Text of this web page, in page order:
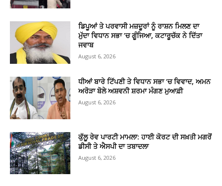
ਡਿਪੂਆਂ ਤੇ ਪਰਵਾਸੀ ਮਜ਼ਦੂਰਾਂ ਨੂੰ ਰਾਸ਼ਨ ਮਿਲਣ ਦਾ
ਮੁੱਦਾ ਵਿਧਾਨ ਸਭਾ ’ਚ ਗੂੰਜਿਆ, ਕਟਾਰੂਚੱਕ ਨੇ ਦਿੱਤਾ
ਜਵਾਬ
August 6, 2026
ਧੀਆਂ ਬਾਰੇ ਟਿੱਪਣੀ ਤੇ ਵਿਧਾਨ ਸਭਾ ‘ਚ ਵਿਵਾਦ, ਅਮਨ
ਅਰੋੜਾ ਬੋਲੇ ਅਸ਼ਵਨੀ ਸ਼ਰਮਾ ਮੰਗਣ ਮੁਆਫ਼ੀ
August 6, 2026
ਕੁੱਲੂ ਰੇਵ ਪਾਰਟੀ ਮਾਮਲਾ: ਹਾਈ ਕੋਰਟ ਦੀ ਸਖ਼ਤੀ ਮਗਰੋਂ
ਡੀਸੀ ਤੇ ਐਸਪੀ ਦਾ ਤਬਾਦਲਾ
August 6, 2026